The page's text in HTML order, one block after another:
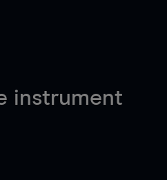
instrument